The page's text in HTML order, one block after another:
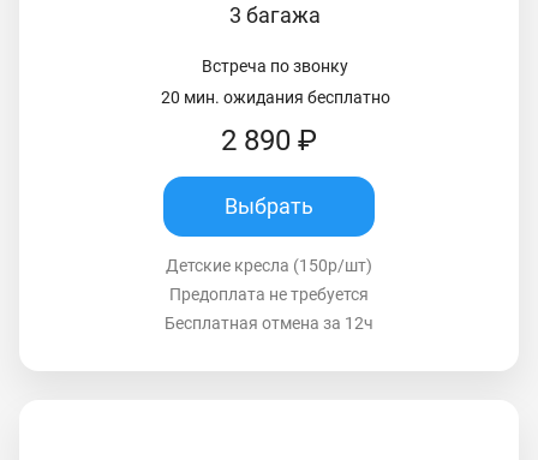
3 багажа
Встреча по звонку
20 мин. ожидания бесплатно
2 890 ₽
Выбрать
Детские кресла (150р/шт)
Предоплата не требуется
Бесплатная отмена за 12ч